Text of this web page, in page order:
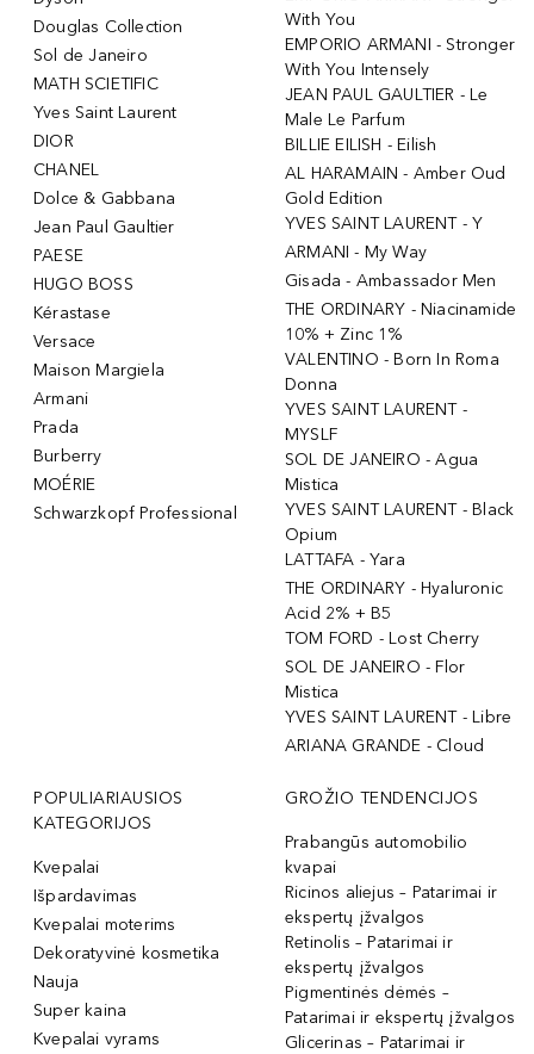
Douglas Collection
Sol de Janeiro
MATH SCIETIFIC
Yves Saint Laurent
DIOR
CHANEL
Dolce & Gabbana
Jean Paul Gaultier
PAESE
HUGO BOSS
Kérastase
Versace
Maison Margiela
Armani
Prada
Burberry
MOÉRIE
Schwarzkopf Professional
With You
EMPORIO ARMANI - Stronger
With You Intensely
JEAN PAUL GAULTIER - Le
Male Le Parfum
BILLIE EILISH - Eilish
AL HARAMAIN - Amber Oud
Gold Edition
YVES SAINT LAURENT - Y
ARMANI - My Way
Gisada - Ambassador Men
THE ORDINARY - Niacinamide
10% + Zinc 1%
VALENTINO - Born In Roma
Donna
YVES SAINT LAURENT -
MYSLF
SOL DE JANEIRO - Agua
Mistica
YVES SAINT LAURENT - Black
Opium
LATTAFA - Yara
THE ORDINARY - Hyaluronic
Acid 2% + B5
TOM FORD - Lost Cherry
SOL DE JANEIRO - Flor
Mistica
YVES SAINT LAURENT - Libre
ARIANA GRANDE - Cloud
POPULIARIAUSIOS
KATEGORIJOS
Kvepalai
Išpardavimas
Kvepalai moterims
Dekoratyvinė kosmetika
Nauja
Super kaina
Kvepalai vyrams
GROŽIO TENDENCIJOS
Prabangūs automobilio
kvapai
Ricinos aliejus – Patarimai ir
ekspertų įžvalgos
Retinolis – Patarimai ir
ekspertų įžvalgos
Pigmentinės dėmės –
Patarimai ir ekspertų įžvalgos
Glicerinas – Patarimai ir